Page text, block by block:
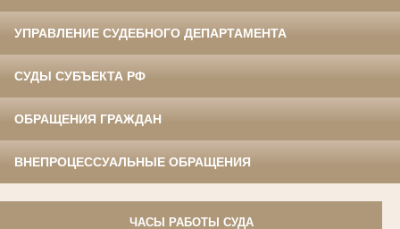
УПРАВЛЕНИЕ СУДЕБНОГО ДЕПАРТАМЕНТА
СУДЫ СУБЪЕКТА РФ
ОБРАЩЕНИЯ ГРАЖДАН
ВНЕПРОЦЕССУАЛЬНЫЕ ОБРАЩЕНИЯ
ЧАСЫ РАБОТЫ СУДА